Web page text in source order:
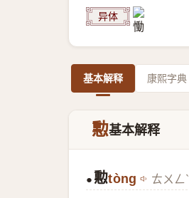
异体
基本解释 康熙字典
憅基本解释
● 憅tòng ㄊㄨㄥˋ